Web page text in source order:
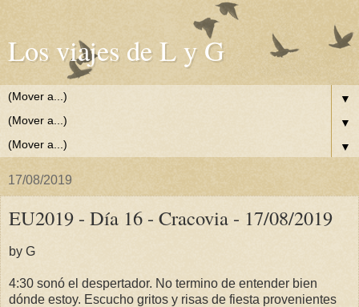
Los viajes de L y G
▼
▼
▼
17/08/2019
EU2019 - Día 16 - Cracovia - 17/08/2019
by G
4:30 sonó el despertador. No termino de entender bien
dónde estoy. Escucho gritos y risas de fiesta provenientes